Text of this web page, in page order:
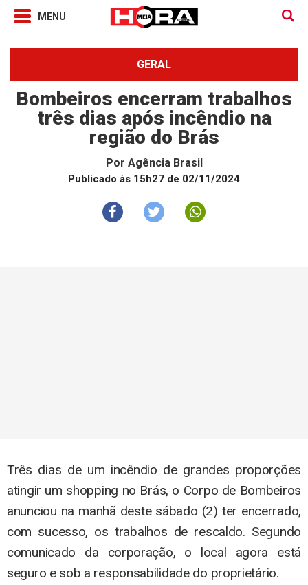
GERAL
Bombeiros encerram trabalhos
três dias após incêndio na
região do Brás
Por Agência Brasil
Publicado às 15h27 de 02/11/2024
Três dias de um incêndio de grandes proporções
atingir um shopping no Brás, o Corpo de Bombeiros
anunciou na manhã deste sábado (2) ter encerrado,
com sucesso, os trabalhos de rescaldo. Segundo
comunicado da corporação, o local agora está
seguro e sob a responsabilidade do proprietário.